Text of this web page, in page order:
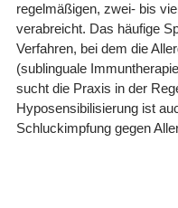
regelmäßigen, zwei- bis
verabreicht. Das häufige
Verfahren, bei dem die
(sublinguale
sucht die Praxis in der
Hyposensibilisierung ist
Schluckimpfung gegen